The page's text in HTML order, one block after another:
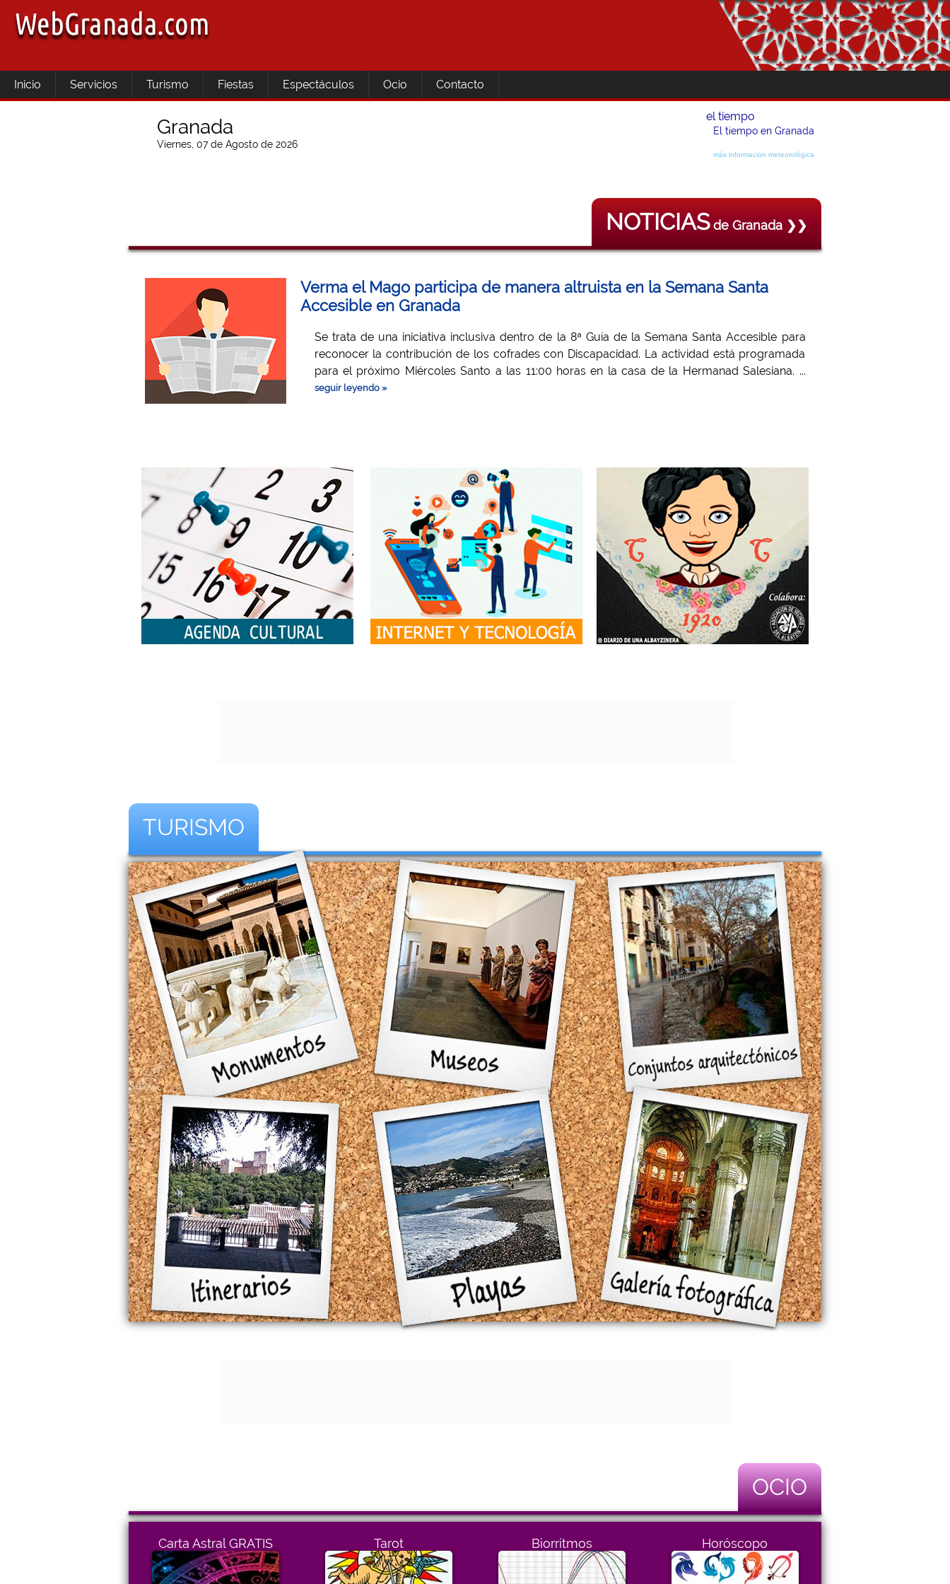
Inicio Servicios Turismo Fiestas Espectáculos Ocio Contacto
Granada
Viernes, 07 de Agosto de 2026
el tiempo
El tiempo en Granada
más información meteorológica
NOTICIASde Granada ❯❯
Verma el Mago participa de manera altruista en la Semana Santa
Accesible en Granada
Se trata de una iniciativa inclusiva dentro de la 8ª Guía de la Semana Santa Accesible para
reconocer la contribución de los cofrades con Discapacidad. La actividad está programada
para el próximo Miércoles Santo a las 11:00 horas en la casa de la Hermanad Salesiana. ...
seguir leyendo »
TURISMO
OCIO
Carta Astral GRATIS Tarot Biorritmos Horóscopo